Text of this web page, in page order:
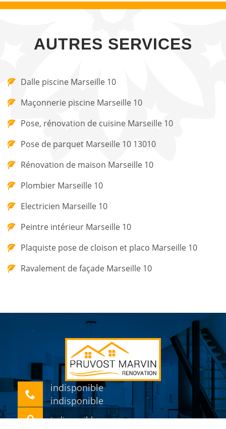
AUTRES SERVICES
Dalle piscine Marseille 10
Maçonnerie piscine Marseille 10
Pose, rénovation de cuisine Marseille 10
Pose de parquet Marseille 10 13010
Rénovation de maison Marseille 10
Plombier Marseille 10
Electricien Marseille 10
Peintre intérieur Marseille 10
Plaquiste pose de cloison et placo Marseille 10
Ravalement de façade Marseille 10
indisponible
indisponible
indisponible